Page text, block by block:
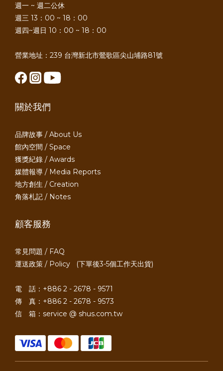
週一 ~ 週二公休
週三 13：00 ~ 18：00
週四~週日 10：00 ~ 18：00
營業地址：239 台灣新北市鶯歌區尖山埔路81號
關於我們
品牌故事 / About Us
館內空間 / Space
獲獎紀錄 / Awards
媒體報導 / Media Reports
地方創生 / Creation
角落札記 / Notes
顧客服務
常見問題 / FAQ
運送政策 / Policy (下單後3-5個工作天出貨)
電 話：+886 2 - 2678 - 9571
傳 真：+886 2 - 2678 - 9573
信 箱：service @ shus.com.tw